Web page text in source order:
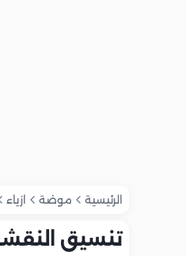
الرئيسية موضة ازياء
تنسيق